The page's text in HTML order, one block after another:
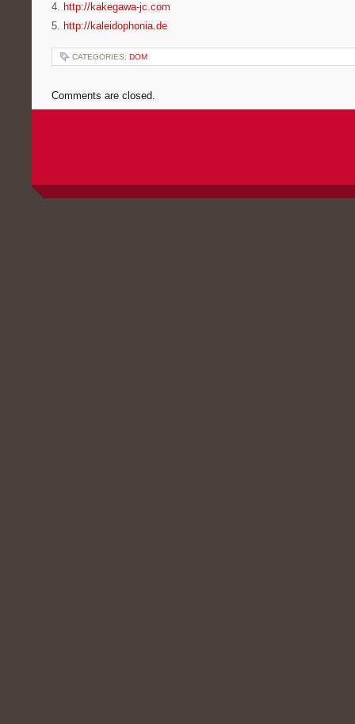
4. http://kakegawa-jc.com
5. http://kaleidophonia.de
CATEGORIES: DOM
Comments are closed.